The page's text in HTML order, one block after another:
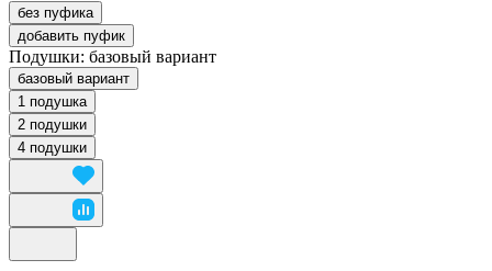
без пуфика
добавить пуфик
Подушки: базовый вариант
базовый вариант
1 подушка
2 подушки
4 подушки